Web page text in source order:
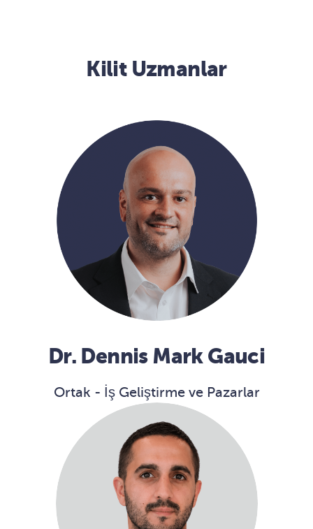
Kilit Uzmanlar
Dr. Dennis Mark Gauci
Ortak - İş Geliştirme ve Pazarlar